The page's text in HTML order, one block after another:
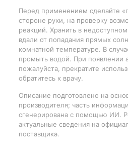
Перед применением сделайте
стороне руки, на проверку
реакций. Хранить в
вдали от попадания прямых
комнатной температуре. В
промыть водой. При появлении
пожалуйста, прекратите
обратитесь к врачу.
Описание подготовлено на
производителя; часть
сгенерирована с помощью ИИ.
актуальные сведения на
поставщика.